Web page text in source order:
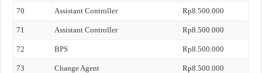
70 Assistant Controller Rp8.500.000
71 Assistant Controller Rp8.500.000
72 BPS Rp8.500.000
73 Change Agent Rp8.500.000